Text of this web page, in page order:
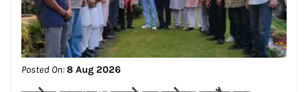
Google Plus